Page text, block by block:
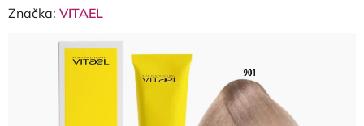
hodnotenie
Značka: VITAEL